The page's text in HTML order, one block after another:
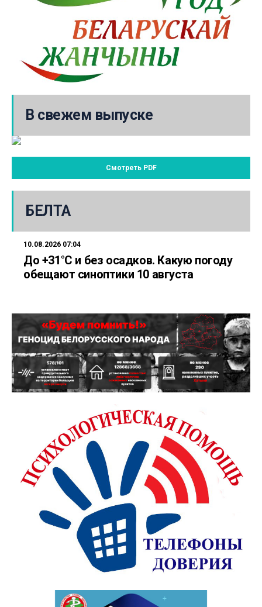
В свежем выпуске
Смотреть PDF
БЕЛТА
10.08.2026 07:04
До +31°С и без осадков. Какую погоду
обещают синоптики 10 августа